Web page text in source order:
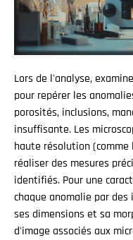
Lors de l'analyse,
pour repérer les
porosités, inclusions,
insuffisante. Les
haute résolution
réaliser des mesures
identifiés. Pour une
chaque anomalie par
ses dimensions et sa
d'image associés aux